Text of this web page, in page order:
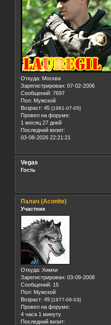
Откуда: Москва
Зарегистрирован: 07-02-2006
Сообщений: 7697
Пол: Мужской
Возраст: 45 [1981-07-05]
Провел на форуме:
1 месяц 27 дней
Последний визит:
03-08-2026 22:21:21
Vegas
Гость
Палач (Aconite)
Участник
Откуда: Химки
Зарегистрирован: 03-09-2008
Сообщений: 15
Пол: Мужской
Возраст: 49 [1977-06-03]
Провел на форуме:
4 часа 1 минуту
Последний визит: